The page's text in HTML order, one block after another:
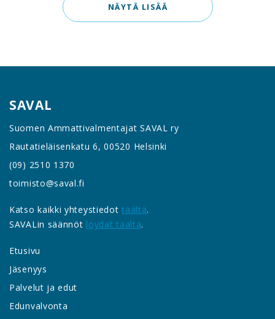
NÄYTÄ LISÄÄ
SAVAL
Suomen Ammattivalmentajat SAVAL ry
Rautatieläisenkatu 6, 00520 Helsinki
(09) 2510 1370
toimisto@saval.fi
Katso kaikki yhteystiedottäältä.
SAVALin säännöt löydät täältä.
Etusivu
Jäsenyys
Palvelut ja edut
Edunvalvonta